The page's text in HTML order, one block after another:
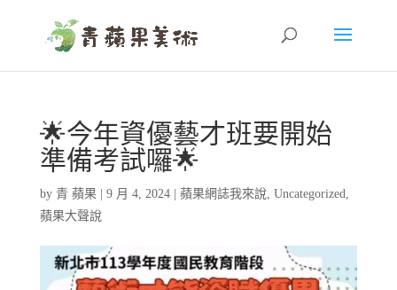
🌟今年資優藝才班要開始
準備考試囉🌟
by 青 蘋果 9 月 4, 2024| 蘋果網誌我來說, Uncategorized,
蘋果大聲說